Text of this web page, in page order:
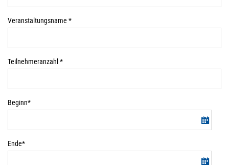
Veranstaltungsname *Pflichtfelder
Teilnehmeranzahl *Pflichtfelder
Beginn*Pflichtfelder
Ende*Pflichtfelder